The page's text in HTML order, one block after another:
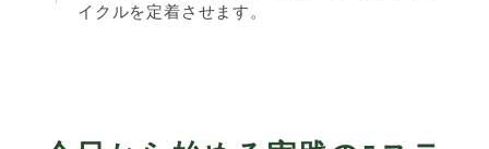
イクルを定着させます。